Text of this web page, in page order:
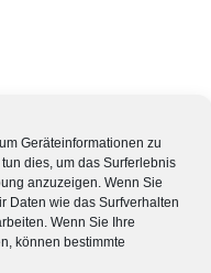
Geräteinformationen zu
dies, um das Surferlebnis
anzuzeigen. Wenn Sie
Daten wie das Surfverhalten
Wenn Sie Ihre
können bestimmte